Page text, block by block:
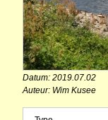
Datum: 2019.07.02
Auteur: Wim Kusee